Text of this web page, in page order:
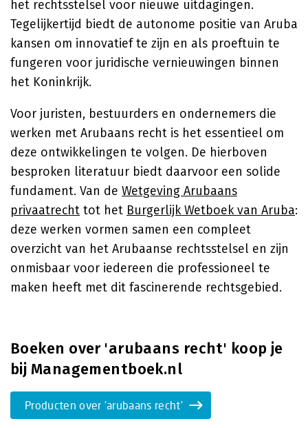
het rechtsstelsel voor nieuwe uitdagingen.
Tegelijkertijd biedt de autonome positie van Aruba
kansen om innovatief te zijn en als proeftuin te
fungeren voor juridische vernieuwingen binnen
het Koninkrijk.
Voor juristen, bestuurders en ondernemers die
werken met Arubaans recht is het essentieel om
deze ontwikkelingen te volgen. De hierboven
besproken literatuur biedt daarvoor een solide
fundament. Van de Wetgeving Arubaans
privaatrecht tot het Burgerlijk Wetboek van Aruba:
deze werken vormen samen een compleet
overzicht van het Arubaanse rechtsstelsel en zijn
onmisbaar voor iedereen die professioneel te
maken heeft met dit fascinerende rechtsgebied.
Boeken over 'arubaans recht' koop je
bij Managementboek.nl
Producten over 'arubaans recht'